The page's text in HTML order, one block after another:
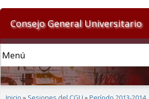
Consejo General Universitario
Se encuentra usted aquí